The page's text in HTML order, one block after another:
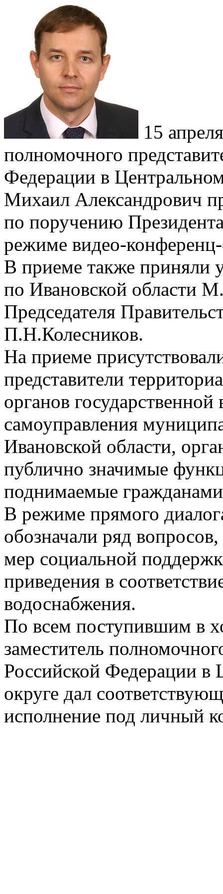
15
полномочного
Федерации в
Михаил Александрович
по поручению
режиме видео-конференц-
В приеме также приняли
по Ивановской области
Председателя
П.Н.Колесников.
На приеме
представители
органов
самоуправления
Ивановской области,
публично значимые
поднимаемые
В режиме прямого
обозначали ряд
мер социальной
приведения в
водоснабжения.
По всем поступившим в
заместитель
Российской Федерации в
округе дал
исполнение под личный